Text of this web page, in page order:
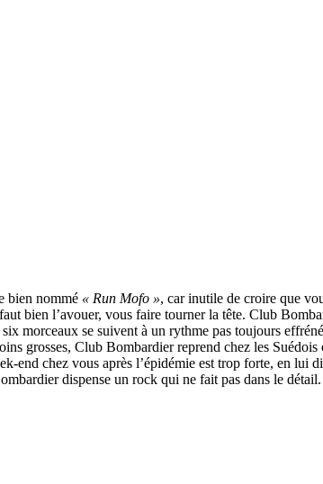
bien nommé « Run Mofo », car inutile de croire que
bien l’avouer, vous faire tourner la tête. Club
morceaux se suivent à un rythme pas toujours
grosses, Club Bombardier reprend chez les
end chez vous après l’épidémie est trop forte, en
dispense un rock qui ne fait pas dans le détail.